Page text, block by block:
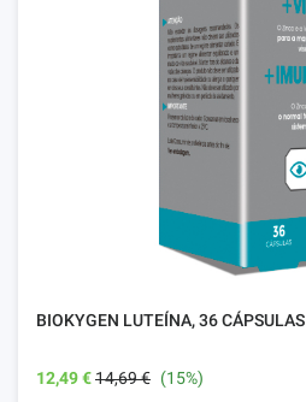
BIOKYGEN LUTEÍNA, 36 CÁPSULAS
12,49 €14,69 € (15%)